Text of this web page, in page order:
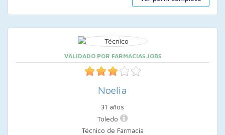
VALIDADO POR FARMACIAS.JOBS
Noelia
31 años
Toledo
Técnico de Farmacia